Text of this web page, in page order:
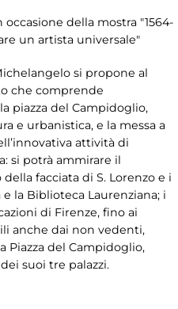
della mostra "1564-
un artista universale"
si propone al
che comprende
piazza del Campidoglio,
e urbanistica, e la messa a
attività di
si potrà ammirare il
facciata di S. Lorenzo e i
la Biblioteca Laurenziana; i
di Firenze, fino ai
anche dai non vedenti,
Piazza del Campidoglio,
suoi tre palazzi.